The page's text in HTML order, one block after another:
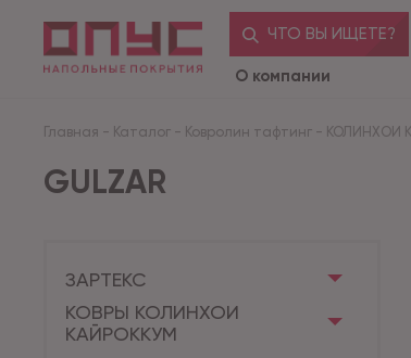
ЧТО ВЫ ИЩЕТЕ?
О компании
Главная - Каталог - Ковролин тафтинг - КОЛИНХОИ
GULZAR
ЗАРТЕКС
КОВРЫ КОЛИНХОИ
КАЙРОККУМ